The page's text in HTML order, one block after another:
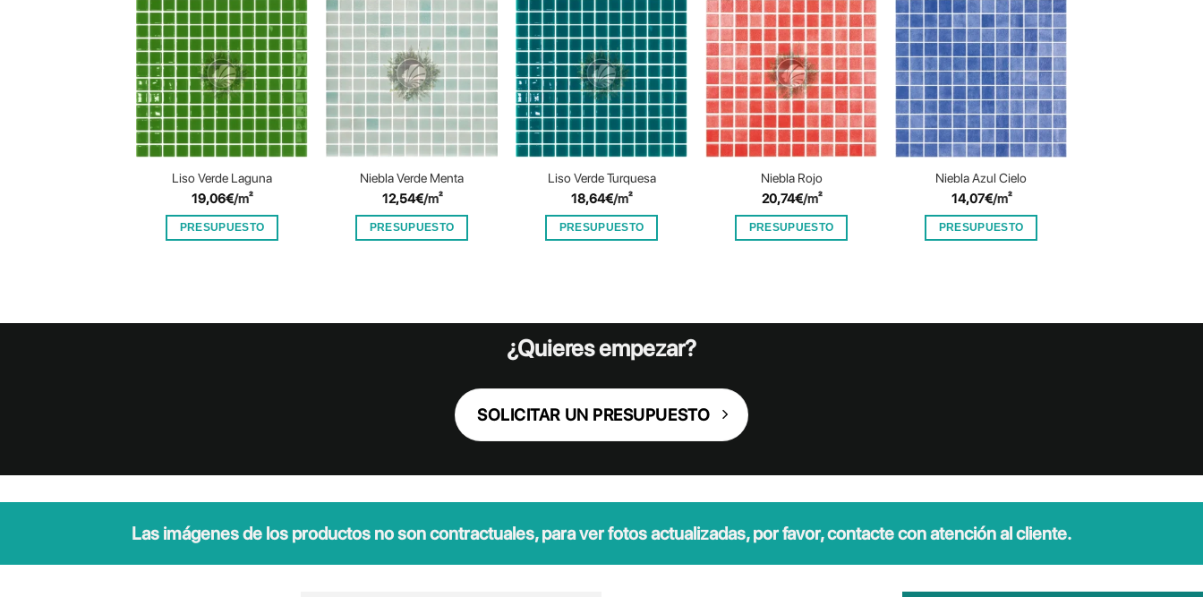
Liso Verde Laguna
19,06€/m²
PRESUPUESTO
Niebla Verde Menta
12,54€/m²
PRESUPUESTO
Liso Verde Turquesa
18,64€/m²
PRESUPUESTO
Niebla Rojo
20,74€/m²
PRESUPUESTO
Niebla Azul Cielo
14,07€/m²
PRESUPUESTO
¿Quieres empezar?
SOLICITAR UN PRESUPUESTO
Las imágenes de los productos no son contractuales, para ver fotos actualizadas, por favor, contacte con atención al cliente.